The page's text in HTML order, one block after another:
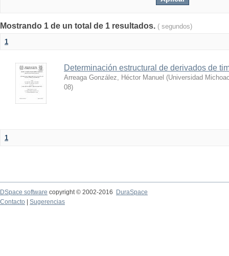
Mostrando 1 de un total de 1 resultados. ( segundos)
1
Determinación estructural de derivados de
Arreaga González, Héctor Manuel (Universidad
08)
1
DSpace software copyright © 2002-2016
DuraSpace
Contacto
Sugerencias